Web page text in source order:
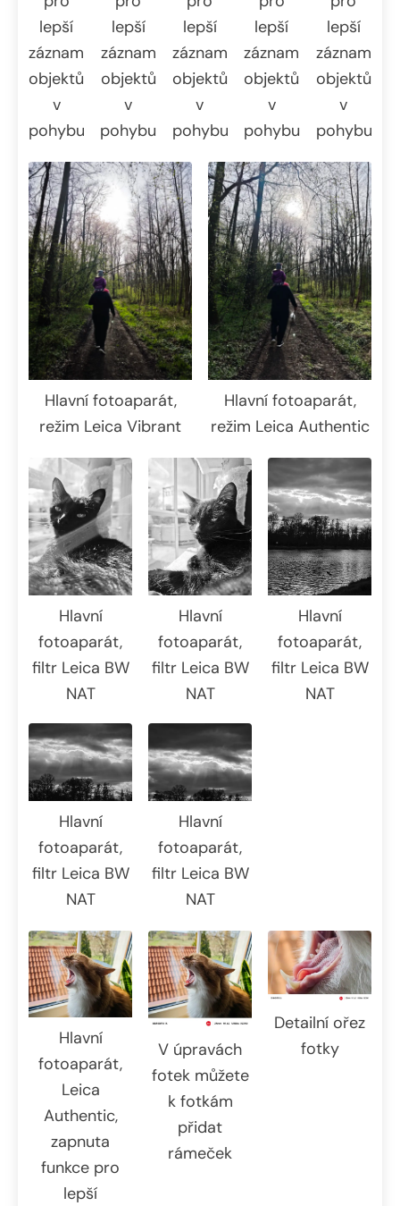
lepší
záznam
objektů
v
pohybu.
lepší
záznam
objektů
v
pohybu.
lepší
záznam
objektů
v
pohybu.
lepší
záznam
objektů
v
pohybu.
lepší
záznam
objektů
v
pohybu.
Hlavní fotoaparát,
režim Leica Vibrant
Hlavní fotoaparát,
režim Leica Authentic
Hlavní
fotoaparát,
filtr Leica BW
NAT
Hlavní
fotoaparát,
filtr Leica BW
NAT
Hlavní
fotoaparát,
filtr Leica BW
NAT
Hlavní
fotoaparát,
filtr Leica BW
NAT
Hlavní
fotoaparát,
filtr Leica BW
NAT
Hlavní
fotoaparát,
Leica
Authentic,
zapnuta
funkce pro
lepší
V úpravách
fotek můžete
k fotkám
přidat
rámeček
Detailní ořez
fotky